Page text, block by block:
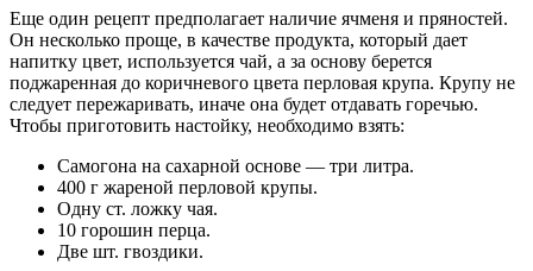
Еще один рецепт предполагает наличие ячменя и пряностей.
Он несколько проще, в качестве продукта, который дает
напитку цвет, используется чай, а за основу берется
поджаренная до коричневого цвета перловая крупа. Крупу не
следует пережаривать, иначе она будет отдавать горечью.
Чтобы приготовить настойку, необходимо взять:
Самогона на сахарной основе — три литра.
400 г жареной перловой крупы.
Одну ст. ложку чая.
10 горошин перца.
Две шт. гвоздики.